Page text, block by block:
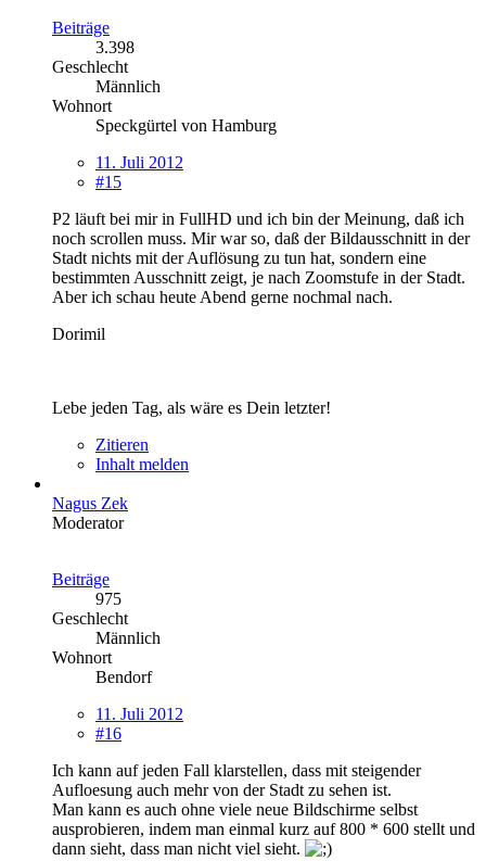
Beiträge
3.398
Geschlecht
Männlich
Wohnort
Speckgürtel von Hamburg
11. Juli 2012
#15
P2 läuft bei mir in FullHD und ich bin der Meinung, daß ich
noch scrollen muss. Mir war so, daß der Bildausschnitt in der
Stadt nichts mit der Auflösung zu tun hat, sondern eine
bestimmten Ausschnitt zeigt, je nach Zoomstufe in der Stadt.
Aber ich schau heute Abend gerne nochmal nach.
Dorimil
Lebe jeden Tag, als wäre es Dein letzter!
Zitieren
Inhalt melden
Nagus Zek
Moderator
Beiträge
975
Geschlecht
Männlich
Wohnort
Bendorf
11. Juli 2012
#16
Ich kann auf jeden Fall klarstellen, dass mit steigender
Aufloesung auch mehr von der Stadt zu sehen ist.
Man kann es auch ohne viele neue Bildschirme selbst
ausprobieren, indem man einmal kurz auf 800 * 600 stellt und
dann sieht, dass man nicht viel sieht.